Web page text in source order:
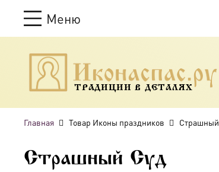
Меню
ТРАДИЦИИ В ДЕТАЛЯХ
Главная Товар Иконы праздников
Страшный Суд